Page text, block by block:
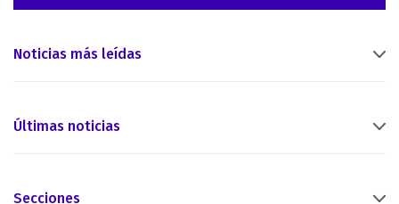
Noticias más leídas
Últimas noticias
Secciones